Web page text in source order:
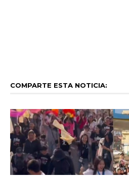
COMPARTE ESTA NOTICIA: